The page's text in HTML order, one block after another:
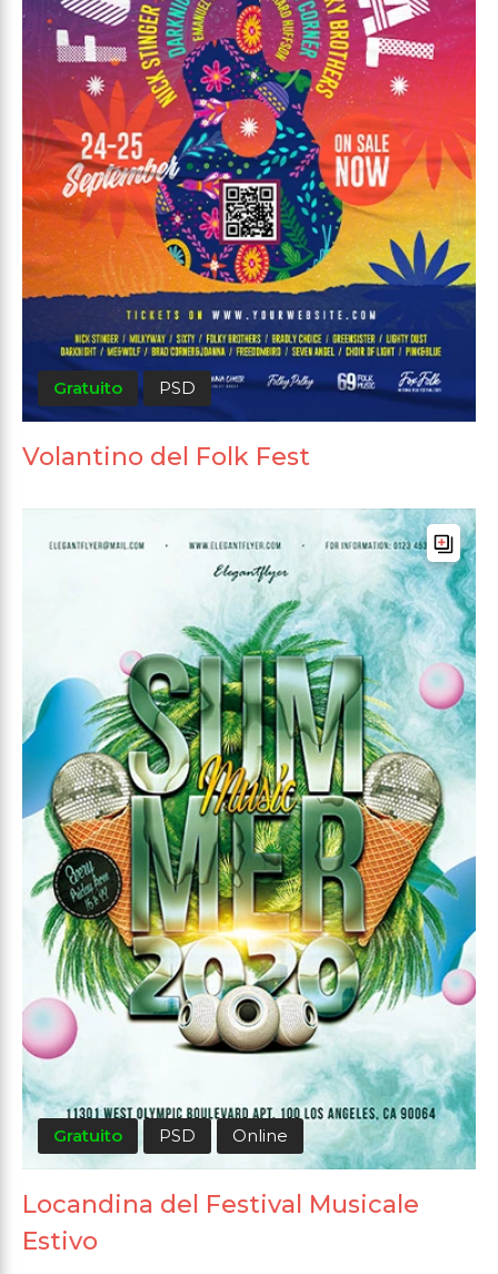
Gratuito PSD
Volantino del Folk Fest
Gratuito PSD Online
Locandina del Festival Musicale
Estivo